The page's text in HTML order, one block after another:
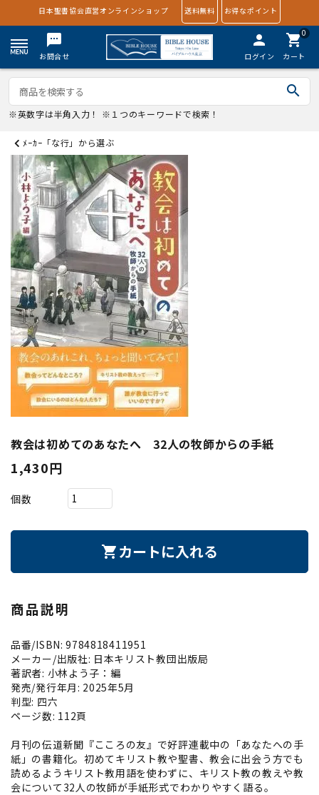
日本聖書協会直営オンラインショップ 送料無料 お得なポイント
textsms
お問合せ
person
ログイン
0
shopping_cart
カート
search
※英数字は半角入力！ ※１つのキーワードで検索！
ﾒｰｶｰ「な行」から選ぶ
教会は初めてのあなたへ 32人の牧師からの手紙
1,430円
個数
shopping_cart カートに入れる
商品説明
品番/ISBN: 9784818411951
メーカー/出版社: 日本キリスト教団出版局
著訳者: 小林よう子：編
発売/発行年月: 2025年5月
判型: 四六
ページ数: 112頁
月刊の伝道新聞『こころの友』で好評連載中の「あなたへの手
紙」の書籍化。初めてキリスト教や聖書、教会に出会う方でも
読めるようキリスト教用語を使わずに、キリスト教の教えや教
会について32人の牧師が手紙形式でわかりやすく語る。